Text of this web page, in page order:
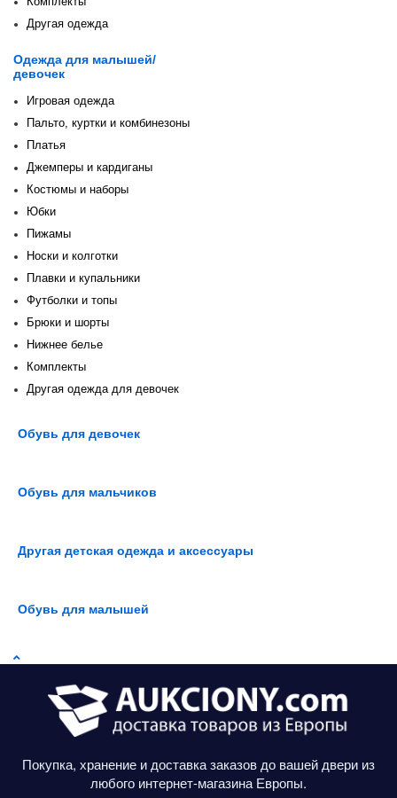
Другая одежда
Одежда для малышей/
девочек
Игровая одежда
Пальто, куртки и комбинезоны
Платья
Джемперы и кардиганы
Костюмы и наборы
Юбки
Пижамы
Носки и колготки
Плавки и купальники
Футболки и топы
Брюки и шорты
Нижнее белье
Комплекты
Другая одежда для девочек
Обувь для девочек
Обувь для мальчиков
Другая детская одежда и аксессуары
Обувь для малышей
Покупка, хранение и доставка заказов до вашей двери из
любого интернет-магазина Европы.